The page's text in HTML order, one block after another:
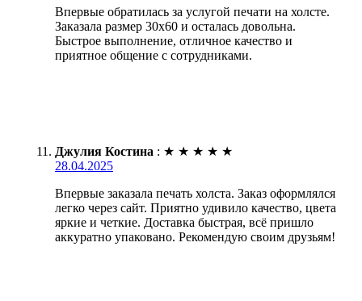
Впервые обратилась за услугой печати на холсте.
Заказала размер 30х60 и осталась довольна.
Быстрое выполнение, отличное качество и
приятное общение с сотрудниками.
Джулия Костина : ★ ★ ★ ★ ★
28.04.2025
Впервые заказала печать холста. Заказ оформлялся
легко через сайт. Приятно удивило качество, цвета
яркие и четкие. Доставка быстрая, всё пришло
аккуратно упаковано. Рекомендую своим друзьям!